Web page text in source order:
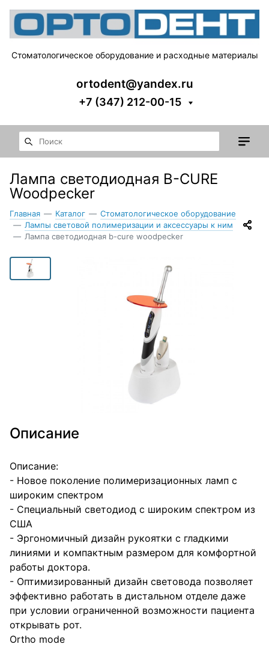
Стоматологическое оборудование и расходные материалы
ortodent@yandex.ru
+7 (347) 212-00-15
Лампа светодиодная B-CURE
Woodpecker
Главная — Каталог — Стоматологическое оборудование
— Лампы световой полимеризации и аксессуары к ним
— Лампа светодиодная b-cure woodpecker
Описание
Описание:
- Новое поколение полимеризационных ламп с
широким спектром
- Специальный светодиод с широким спектром из
США
- Эргономичный дизайн рукоятки с гладкими
линиями и компактным размером для комфортной
работы доктора.
- Оптимизированный дизайн световода позволяет
эффективно работать в дистальном отделе даже
при условии ограниченной возможности пациента
открывать рот.
Ortho mode